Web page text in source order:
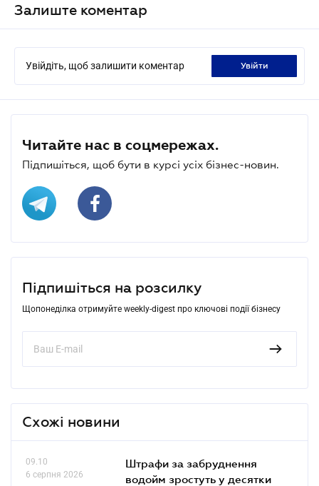
Залиште коментар
Увійдіть, щоб залишити коментар увійти
Читайте нас в соцмережах.
Підпишіться, щоб бути в курсі усіх бізнес-новин.
Підпишіться на розсилку
Щопонеділка отримуйте weekly-digest про ключові події бізнесу
Схожі новини
09.10
6 серпня 2026
Штрафи за забруднення
водойм зростуть у десятки